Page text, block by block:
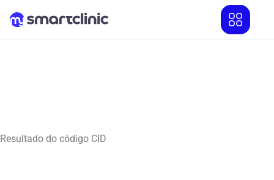
Resultado do código CID